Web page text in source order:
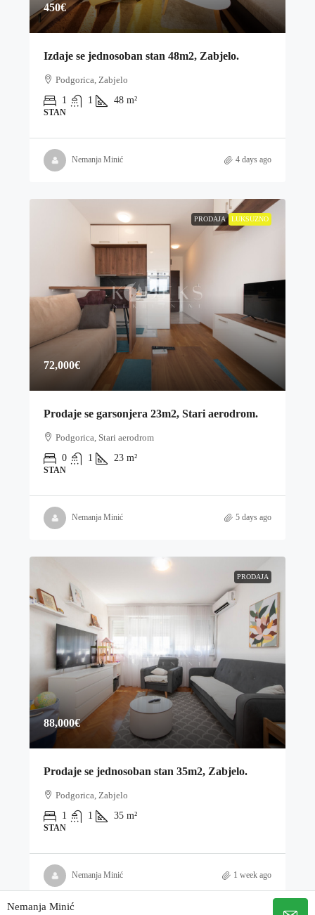
450€
Izdaje se jednosoban stan 48m2, Zabjelo.
Podgorica, Zabjelo
1
1 48 m²
STAN
Nemanja Minić 4 days ago
PRODAJA LUKSUZNO
72,000€
Prodaje se garsonjera 23m2, Stari aerodrom.
Podgorica, Stari aerodrom
0
1 23 m²
STAN
Nemanja Minić 5 days ago
PRODAJA
88,000€
Prodaje se jednosoban stan 35m2, Zabjelo.
Podgorica, Zabjelo
1
1 35 m²
STAN
Nemanja Minić 1 week ago
Nemanja Minić